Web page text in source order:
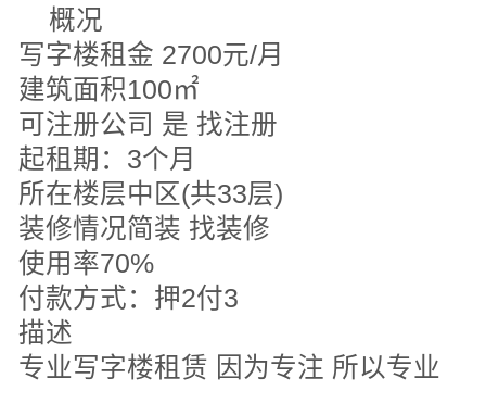
概况
写字楼租金 2700元/月
建筑面积100㎡
可注册公司 是 找注册
起租期：3个月
所在楼层中区(共33层)
装修情况简装 找装修
使用率70%
付款方式：押2付3
描述
专业写字楼租赁 因为专注 所以专业